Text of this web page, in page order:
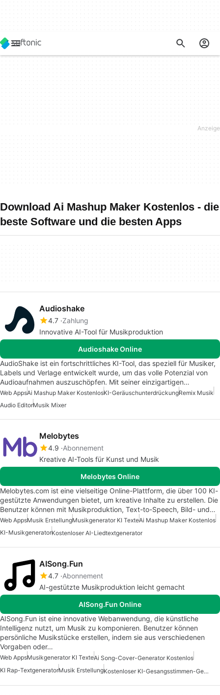
Download Ai Mashup Maker Kostenlos - die
beste Software und die besten Apps
Audioshake
4.7 Zahlung
Innovative AI-Tool für Musikproduktion
Audioshake Online
AudioShake ist ein fortschrittliches KI-Tool, das speziell für Musiker,
Labels und Verlage entwickelt wurde, um das volle Potenzial von
Audioaufnahmen auszuschöpfen. Mit seiner einzigartigen…
Web AppsAi Mashup Maker KostenlosKI-GeräuschunterdrückungRemix Musik
Audio EditorMusik Mixer
Melobytes
4.9 Abonnement
Kreative AI-Tools für Kunst und Musik
Melobytes Online
Melobytes.com ist eine vielseitige Online-Plattform, die über 100 KI-
gestützte Anwendungen bietet, um kreative Inhalte zu erstellen. Die
Benutzer können mit Musikproduktion, Text-to-Speech, Bild- und…
Web AppsMusik ErstellungMusikgenerator KI TexteAi Mashup Maker Kostenlos
KI-MusikgeneratorKostenloser AI-Liedtextgenerator
AISong.Fun
4.7 Abonnement
AI-gestützte Musikproduktion leicht gemacht
AISong.Fun Online
AISong.Fun ist eine innovative Webanwendung, die künstliche
Intelligenz nutzt, um Musik zu komponieren. Benutzer können
persönliche Musikstücke erstellen, indem sie aus verschiedenen
Vorgaben oder…
Web AppsMusikgenerator KI TexteAi Song-Cover-Generator Kostenlos
KI Rap-TextgeneratorMusik Erstellung Kostenloser KI-Gesangsstimmen-Generator